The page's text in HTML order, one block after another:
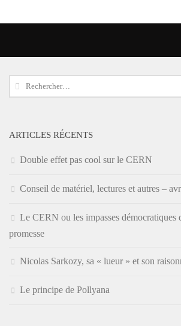
Rechercher :
ARTICLES RÉCENTS
Double effet pas cool sur le CERN
Conseil de matériel, lectures et autres –
Le CERN ou les impasses démocratiques
promesse
Nicolas Sarkozy, sa « lueur » et son
Le principe de Pollyana